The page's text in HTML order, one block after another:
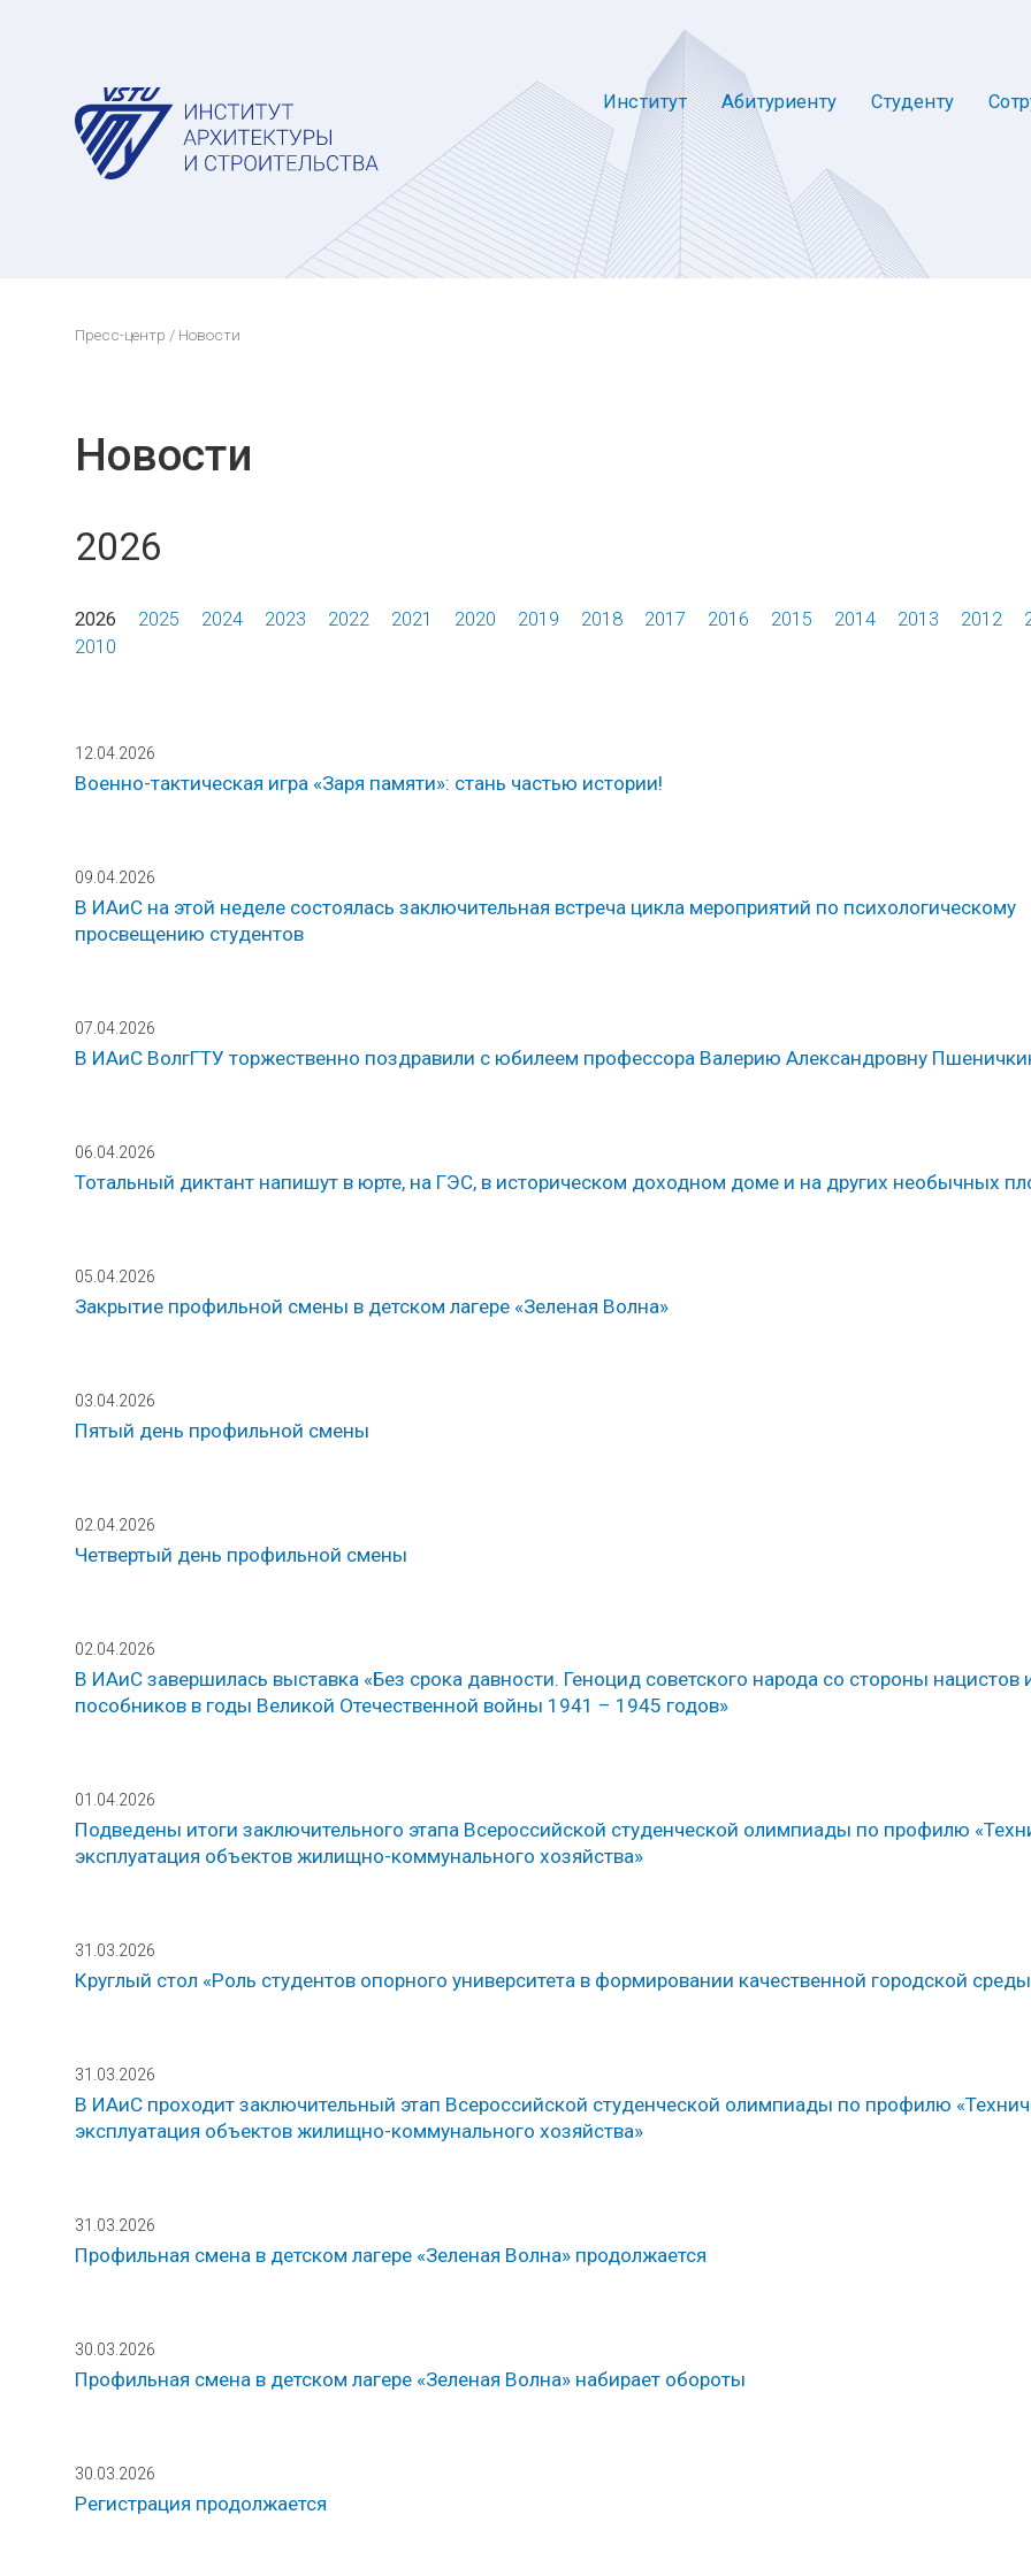
Институт Абитуриенту Студенту
Пресс-центр / Новости
Новости
2026
2026 2025 2024 2023 2022 2021 2020 2019 2018 2017 2016 2015 2014 2013 2012
2010
12.04.2026
Военно-тактическая игра «Заря памяти»: стань частью истории!
09.04.2026
В ИАиС на этой неделе состоялась заключительная встреча цикла мероприятий по психологическому
просвещению студентов
07.04.2026
В ИАиС ВолгГТУ торжественно поздравили с юбилеем профессора Валерию Александровну
06.04.2026
Тотальный диктант напишут в юрте, на ГЭС, в историческом доходном доме и на других необычных
05.04.2026
Закрытие профильной смены в детском лагере «Зеленая Волна»
03.04.2026
Пятый день профильной смены
02.04.2026
Четвертый день профильной смены
02.04.2026
В ИАиС завершилась выставка «Без срока давности. Геноцид советского народа со стороны нацистов
пособников в годы Великой Отечественной войны 1941 – 1945 годов»
01.04.2026
Подведены итоги заключительного этапа Всероссийской студенческой олимпиады по профилю
эксплуатация объектов жилищно-коммунального хозяйства»
31.03.2026
Круглый стол «Роль студентов опорного университета в формировании качественной городской
31.03.2026
В ИАиС проходит заключительный этап Всероссийской студенческой олимпиады по профилю
эксплуатация объектов жилищно-коммунального хозяйства»
31.03.2026
Профильная смена в детском лагере «Зеленая Волна» продолжается
30.03.2026
Профильная смена в детском лагере «Зеленая Волна» набирает обороты
30.03.2026
Регистрация продолжается